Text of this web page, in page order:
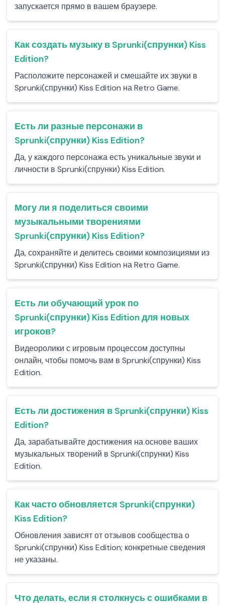
запускается прямо в вашем браузере.
Как создать музыку в Sprunki(спрунки) Kiss
Edition?
Расположите персонажей и смешайте их звуки в
Sprunki(спрунки) Kiss Edition на Retro Game.
Есть ли разные персонажи в
Sprunki(спрунки) Kiss Edition?
Да, у каждого персонажа есть уникальные звуки и
личности в Sprunki(спрунки) Kiss Edition.
Могу ли я поделиться своими
музыкальными творениями
Sprunki(спрунки) Kiss Edition?
Да, сохраняйте и делитесь своими композициями из
Sprunki(спрунки) Kiss Edition на Retro Game.
Есть ли обучающий урок по
Sprunki(спрунки) Kiss Edition для новых
игроков?
Видеоролики с игровым процессом доступны
онлайн, чтобы помочь вам в Sprunki(спрунки) Kiss
Edition.
Есть ли достижения в Sprunki(спрунки) Kiss
Edition?
Да, зарабатывайте достижения на основе ваших
музыкальных творений в Sprunki(спрунки) Kiss
Edition.
Как часто обновляется Sprunki(спрунки)
Kiss Edition?
Обновления зависят от отзывов сообщества о
Sprunki(спрунки) Kiss Edition; конкретные сведения
не указаны.
Что делать, если я столкнусь с ошибками в